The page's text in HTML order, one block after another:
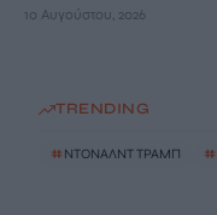
10 Αυγούστου, 2026
TRENDING
# ΝΤΟΝΑΛΝΤ ΤΡΑΜΠ #